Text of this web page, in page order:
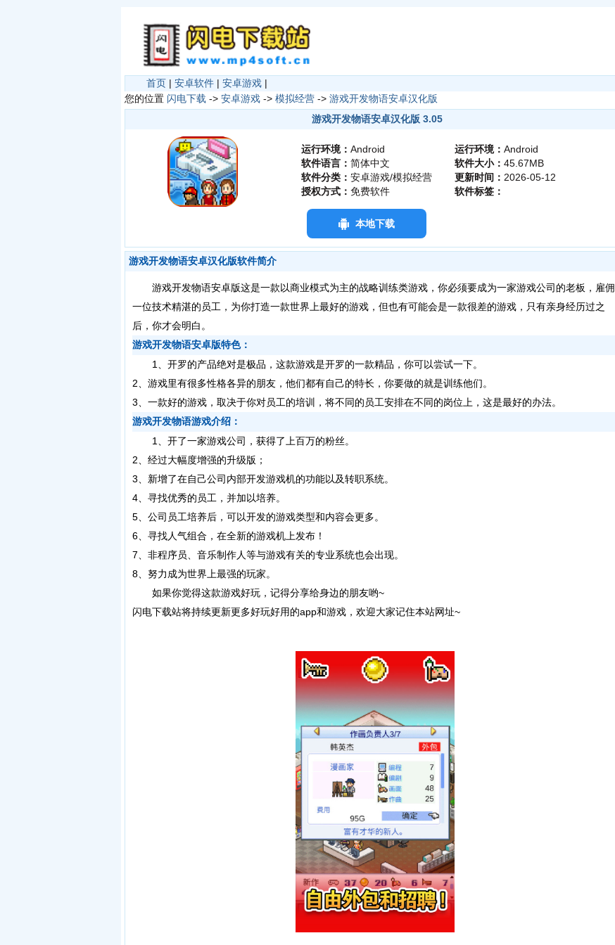
首页 | 安卓软件 | 安卓游戏 |
您的位置 闪电下载 -> 安卓游戏 -> 模拟经营 -> 游戏开发物语安卓汉化版
游戏开发物语安卓汉化版 3.05
运行环境： Android
软件语言： 简体中文
软件分类： 安卓游戏/模拟经营
授权方式： 免费软件
本地下载
运行环境： Android
软件大小： 45.67MB
更新时间： 2026-05-12
软件标签：
游戏开发物语安卓汉化版软件简介
游戏开发物语安卓版这是一款以商业模式为主的战略训练类游戏，你必须要成为一家游戏公司的老板，雇佣
一位技术精湛的员工，为你打造一款世界上最好的游戏，但也有可能会是一款很差的游戏，只有亲身经历过之
后，你才会明白。
游戏开发物语安卓版特色：
1、开罗的产品绝对是极品，这款游戏是开罗的一款精品，你可以尝试一下。
2、游戏里有很多性格各异的朋友，他们都有自己的特长，你要做的就是训练他们。
3、一款好的游戏，取决于你对员工的培训，将不同的员工安排在不同的岗位上，这是最好的办法。
游戏开发物语游戏介绍：
1、开了一家游戏公司，获得了上百万的粉丝。
2、经过大幅度增强的升级版；
3、新增了在自己公司内部开发游戏机的功能以及转职系统。
4、寻找优秀的员工，并加以培养。
5、公司员工培养后，可以开发的游戏类型和内容会更多。
6、寻找人气组合，在全新的游戏机上发布！
7、非程序员、音乐制作人等与游戏有关的专业系统也会出现。
8、努力成为世界上最强的玩家。
如果你觉得这款游戏好玩，记得分享给身边的朋友哟~
闪电下载站将持续更新更多好玩好用的app和游戏，欢迎大家记住本站网址~